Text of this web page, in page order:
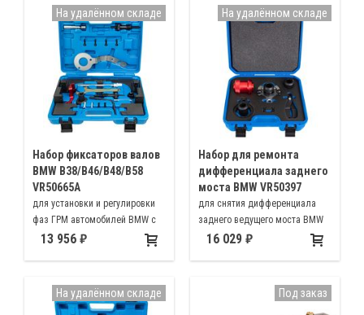
Набор фиксаторов валов
BMW B38/B46/B48/B58
VR50665A
для установки и регулировки
фаз ГРМ автомобилей BMW с
модификаций двигателя B38,
13 956
На удалённом складе
Набор для ремонта
дифференциала заднего
моста BMW VR50397
для снятия дифференциала
заднего ведущего моста BMW
X3 X5 X6 M3 M4 E70 E90 E91
16 029
На удалённом складе
На удалённом складе Под заказ